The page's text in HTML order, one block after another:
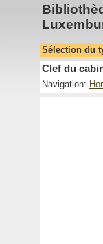
Sélection du
Clef du
Navigation: